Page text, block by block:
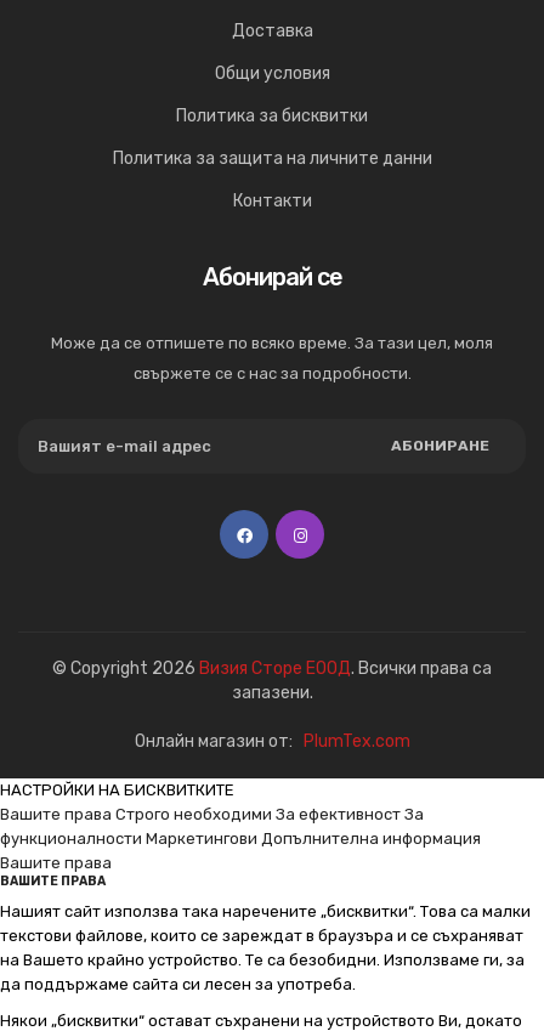
Доставка
Общи условия
Политика за бисквитки
Политика за защита на личните данни
Контакти
Абонирай се
Може да се отпишете по всяко време. За тази цел, моля
свържете се с нас за подробности.
АБОНИРАНЕ
© Copyright 2026 Визия Сторе ЕООД. Всички права са
запазени.
Онлайн магазин от: PlumTex.com
НАСТРОЙКИ НА БИСКВИТКИТЕ
Вашите права Строго необходими За ефективност За
функционалности Маркетингови Допълнителна информация
Вашите права
ВАШИТЕ ПРАВА
Нашият сайт използва така наречените „бисквитки“. Това са малки
текстови файлове, които се зареждат в браузъра и се съхраняват
на Вашето крайно устройство. Те са безобидни. Използваме ги, за
да поддържаме сайта си лесен за употреба.
Някои „бисквитки“ остават съхранени на устройството Ви, докато